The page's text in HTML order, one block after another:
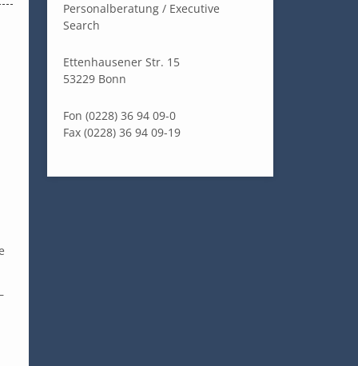
Personalberatung / Executive
Search
Ettenhausener Str. 15
53229 Bonn
Fon (0228) 36 94 09-0
Fax (0228) 36 94 09-19